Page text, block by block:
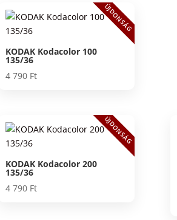
ÚJDONSÁG
KODAK Kodacolor 100
135/36
4 790 Ft
ÚJDONSÁG
KODAK Kodacolor 200
135/36
4 790 Ft